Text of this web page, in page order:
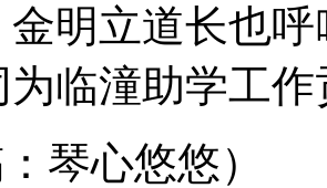
明立道长也
临潼助学工
：琴心悠悠）